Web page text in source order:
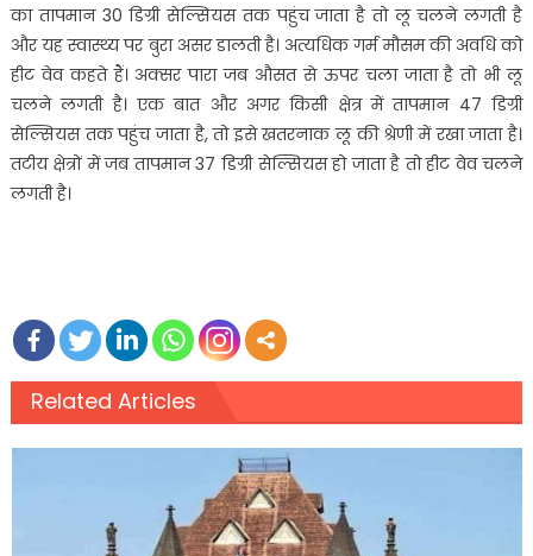
का तापमान 30 डिग्री सेल्सियस तक पहुंच जाता है तो लू चलने लगती है
और यह स्‍वास्‍थ्‍य पर बुरा असर डालती है। अत्यधिक गर्म मौसम की अवधि को
हीट वेव कहते हैं। अक्‍सर पारा जब औसत से ऊपर चला जाता है तो भी लू
चलने लगती है। एक बात और अगर किसी क्षेत्र में तापमान 47 डिग्री
सेल्सियस तक पहुंच जाता है, तो इसे खतरनाक लू की श्रेणी में रखा जाता है।
तटीय क्षेत्रों में जब तापमान 37 डिग्री सेल्सियस हो जाता है तो हीट वेव चलने
लगती है।
Related Articles